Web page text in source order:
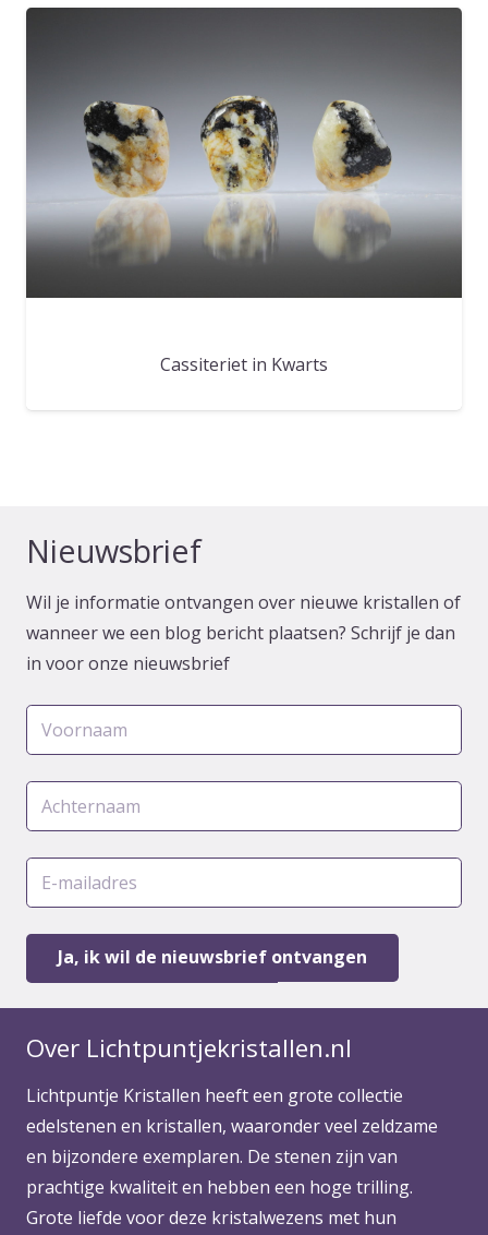
Cassiteriet in Kwarts
Nieuwsbrief
Wil je informatie ontvangen over nieuwe kristallen of
wanneer we een blog bericht plaatsen? Schrijf je dan
in voor onze nieuwsbrief
Over Lichtpuntjekristallen.nl
Lichtpuntje Kristallen heeft een grote collectie
edelstenen en kristallen, waaronder veel zeldzame
en bijzondere exemplaren. De stenen zijn van
prachtige kwaliteit en hebben een hoge trilling.
Grote liefde voor deze kristalwezens met hun